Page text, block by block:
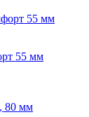
55 мм